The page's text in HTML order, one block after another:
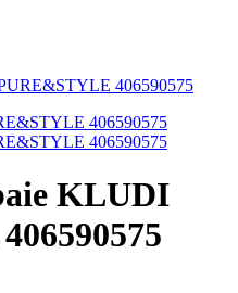
406590575
KLUDI